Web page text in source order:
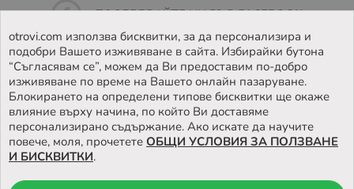
ПОСЛЕДВАЙТЕ НИ ВЪВFACEBOOK
НАМЕРЕТЕ НАШИЯТ МАГАЗИН
otrovi.com използва бисквитки, за да персонализира и
подобри Вашето изживяване в сайта. Избирайки бутона
“Съгласявам се”, можем да Ви предоставим по-добро
изживяване по време на Вашето онлайн пазаруване.
Блокирането на определени типове бисквитки ще окаже
влияние върху начина, по който Ви доставяме
персонализирано съдържание. Ако искате да научите
повече, моля, прочетете ОБЩИ УСЛОВИЯ ЗА ПОЛЗВАНЕ
И БИСКВИТКИ.